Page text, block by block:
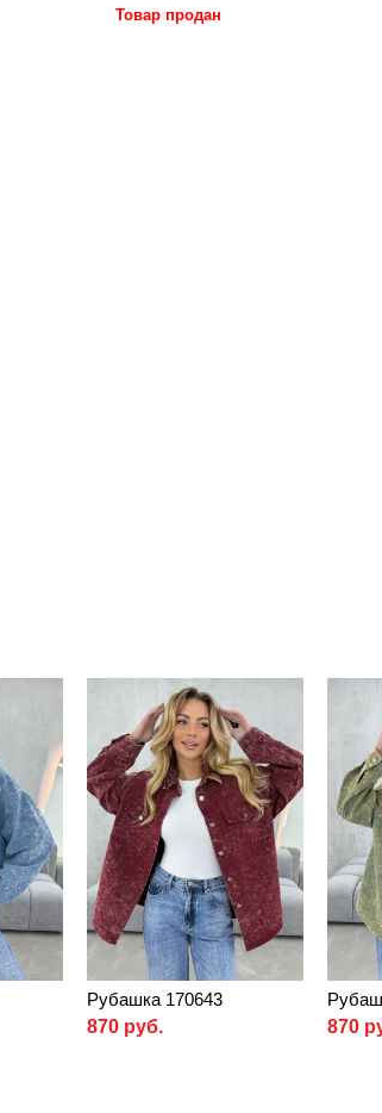
Товар продан
Рубашка 170643
870 руб.
870